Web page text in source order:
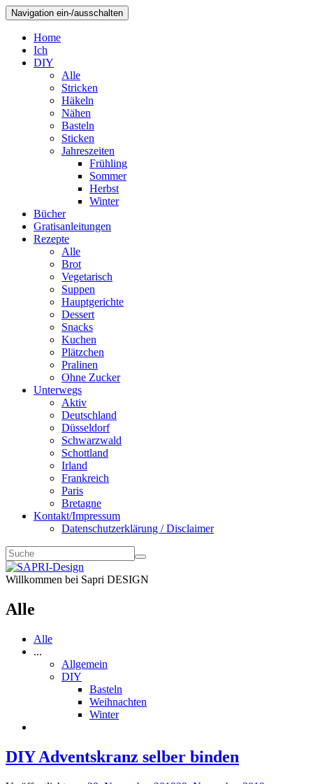
Navigation ein-/ausschalten
Home
Ich
DIY
Alle
Stricken
Häkeln
Nähen
Basteln
Sticken
Jahreszeiten
Frühling
Sommer
Herbst
Winter
Bücher
Gratisanleitungen
Rezepte
Alle
Brot
Vegetarisch
Suppen
Hauptgerichte
Dessert
Snacks
Kuchen
Plätzchen
Pralinen
Ohne Zucker
Unterwegs
Aktiv
Deutschland
Düsseldorf
Schwarzwald
Schottland
Irland
Frankreich
Paris
Bretagne
Kontakt/Impressum
Datenschutzerklärung / Disclaimer
Willkommen bei Sapri DESIGN
Alle
Alle
...
Allgemein
DIY
Basteln
Weihnachten
Winter
DIY Adventskranz selber binden